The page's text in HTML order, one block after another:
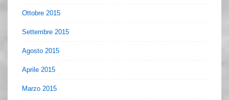
Ottobre 2015
Settembre 2015
Agosto 2015
Aprile 2015
Marzo 2015